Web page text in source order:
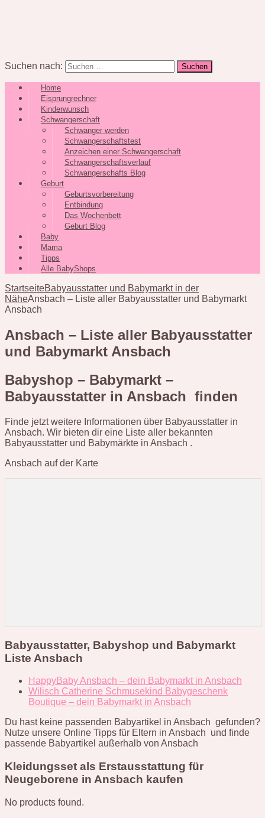
Suchen nach:
Home
Eisprungrechner
Kinderwunsch
Schwangerschaft
Schwanger werden
Schwangerschaftstest
Anzeichen einer Schwangerschaft
Schwangerschaftsverlauf
Schwangerschafts Blog
Geburt
Geburtsvorbereitung
Entbindung
Das Wochenbett
Geburt Blog
Baby
Mama
Tipps
Alle BabyShops
StartseiteBabyausstatter und Babymarkt in der
NäheAnsbach – Liste aller Babyausstatter und Babymarkt
Ansbach
Ansbach – Liste aller Babyausstatter
und Babymarkt Ansbach
Babyshop – Babymarkt –
Babyausstatter in Ansbach finden
Finde jetzt weitere Informationen über Babyausstatter in
Ansbach. Wir bieten dir eine Liste aller bekannten
Babyausstatter und Babymärkte in Ansbach .
Ansbach auf der Karte
Babyausstatter, Babyshop und Babymarkt
Liste Ansbach
HappyBaby Ansbach – dein Babymarkt in Ansbach
Wilisch Catherine Schmusekind Babygeschenk
Boutique – dein Babymarkt in Ansbach
Du hast keine passenden Babyartikel in Ansbach gefunden?
Nutze unsere Online Tipps für Eltern in Ansbach und finde
passende Babyartikel außerhalb von Ansbach
Kleidungsset als Erstausstattung für
Neugeborene in Ansbach kaufen
No products found.